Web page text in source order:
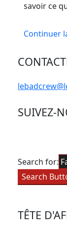
savoir ce
Continuer
SUIVEZ-
Search for:
Search
TÊTE